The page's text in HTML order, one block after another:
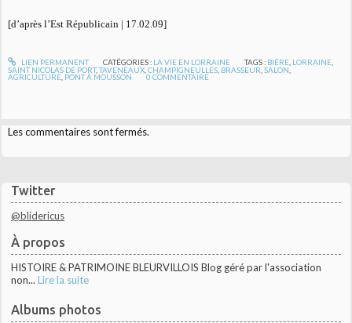
Twitter
@blidericus
À propos
HISTOIRE & PATRIMOINE BLEURVILLOIS Blog géré par l'association
non... Lire la suite
Albums photos
[d’après l’Est Républicain | 17.02.09]
LIEN PERMANENT CATÉGORIES : LA VIE EN LORRAINE TAGS : BIÈRE LORRAINE
SAINT NICOLAS DE PORT,TAVENEAUX ,CHAMPIGNEULLES BRASSEUR ,SALON
AGRICULTURE PONT À MOUSSON 0 COMMENTAIRE
Les commentaires sont fermés.